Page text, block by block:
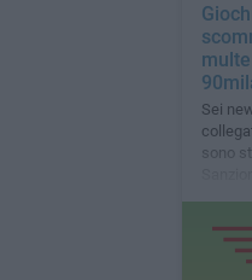
Sei
sono